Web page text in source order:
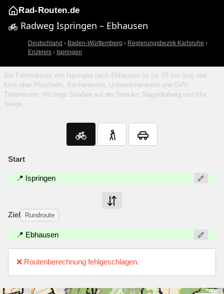
Rad-Routen.de
Radweg Ispringen – Ebhausen
Deutschland › Baden-Württemberg › Regierungsbezirk Karlsruhe ›
Enzkreis › Ispringen
Die Fahrradroute von Ispringen nach Ebhausen ist ca. 55 km lang und
führt über Pforzheim, Büchenbronn, Unterreichenbach und GVV
Tiefenbronn. Wichtige Straßen auf der Strecke: Nagoldtalweg und Alte
Steige.
Start
📍 Ispringen
Ziel Rundroute
📍 Ebhausen
❌ Routenberechnung fehlgeschlagen.